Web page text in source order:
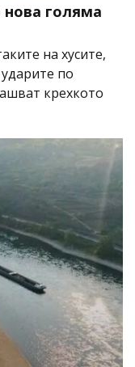
голяма
на хусите,
по
крехкото